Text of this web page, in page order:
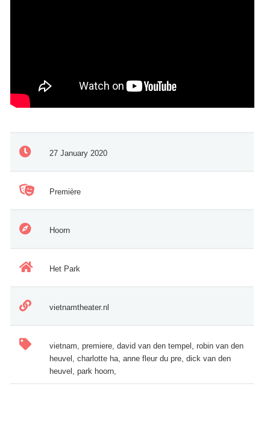
27 January 2020
Première
Hoorn
Het Park
vietnamtheater.nl
vietnam, premiere, david van den tempel, robin van den
heuvel, charlotte ha, anne fleur du pre, dick van den
heuvel, park hoorn,